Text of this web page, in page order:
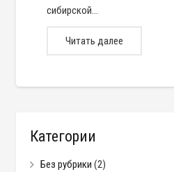
сибирской…
Читать далее
Категории
Без рубрики (2)